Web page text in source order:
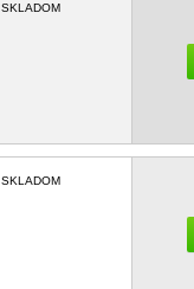
SKLADOM
SKLADOM